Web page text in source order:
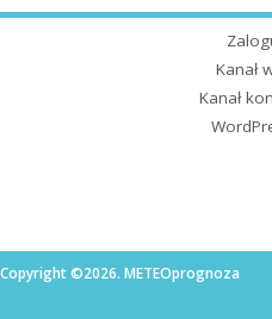
Kanał
Kanał
Copyright ©2026. METEOprognoza